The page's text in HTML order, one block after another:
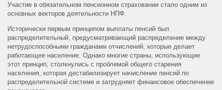
Участие в обязательном пенсионном страховании стало одним из
основных векторов деятельности НПФ.
Исторически первым принципом выплаты пенсий был
распределительный, предусматривающий распределение между
нетрудоспособными гражданами отчислений, которые делает
работающее население. Однако многие страны, использующие
этот принцип, столкнулись с проблемой общего старения
населения, которая дестабилизирует начисление пенсий по
распределительной системе и затрудняет финансовое обеспечение